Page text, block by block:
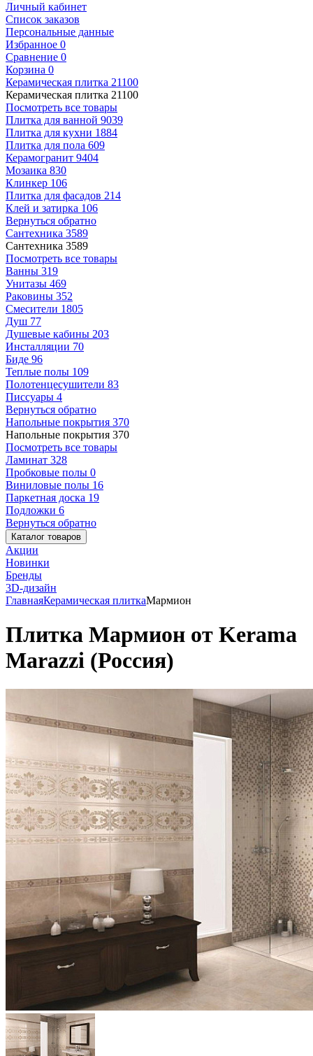
Личный кабинет
Список заказов
Персональные данные
Избранное 0
Сравнение 0
Корзина 0
Керамическая плитка 21100
Керамическая плитка 21100
Посмотреть все товары
Плитка для ванной 9039
Плитка для кухни 1884
Плитка для пола 609
Керамогранит 9404
Мозаика 830
Клинкер 106
Плитка для фасадов 214
Клей и затирка 106
Вернуться обратно
Сантехника 3589
Сантехника 3589
Посмотреть все товары
Ванны 319
Унитазы 469
Раковины 352
Смесители 1805
Душ 77
Душевые кабины 203
Инсталляции 70
Биде 96
Теплые полы 109
Полотенцесушители 83
Писсуары 4
Вернуться обратно
Напольные покрытия 370
Напольные покрытия 370
Посмотреть все товары
Ламинат 328
Пробковые полы 0
Виниловые полы 16
Паркетная доска 19
Подложки 6
Вернуться обратно
Каталог товаров
Акции
Новинки
Бренды
3D-дизайн
ГлавнаяКерамическая плиткаМармион
Плитка Мармион от Kerama
Marazzi (Россия)